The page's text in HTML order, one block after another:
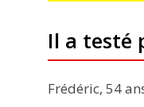
Il a testé
Frédéric, 54